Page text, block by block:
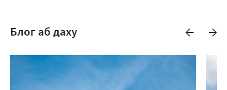
Блог аб даху